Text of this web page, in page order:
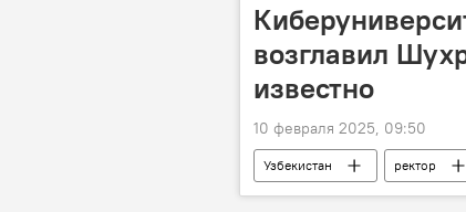
возглавил
известно
10 февраля 2025, 09:50
Узбекистан ректор